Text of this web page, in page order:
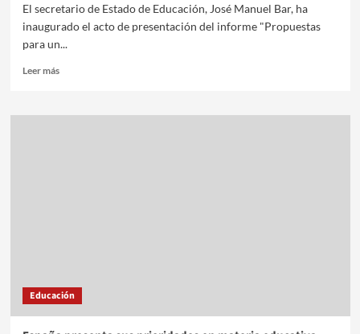
El secretario de Estado de Educación, José Manuel Bar, ha
inaugurado el acto de presentación del informe "Propuestas
para un...
Leer más
Educación